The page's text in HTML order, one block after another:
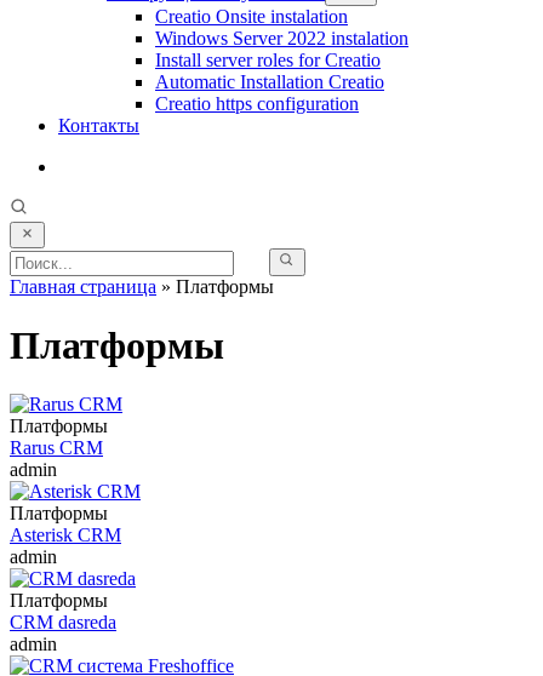
Creatio Onsite instalation
Windows Server 2022 instalation
Install server roles for Creatio
Automatic Installation Creatio
Creatio https configuration
Контакты
Главная страница » Платформы
Платформы
Платформы
Rarus CRM
admin
Платформы
Asterisk CRM
admin
Платформы
CRM dasreda
admin